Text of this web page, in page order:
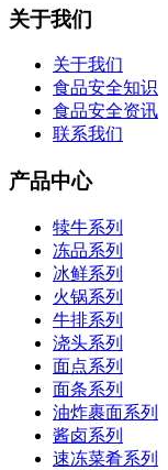
关于我们
关于我们
食品安全知识
食品安全资讯
联系我们
产品中心
犊牛系列
冻品系列
冰鲜系列
火锅系列
牛排系列
浇头系列
面点系列
面条系列
油炸裹面系列
酱卤系列
速冻菜肴系列